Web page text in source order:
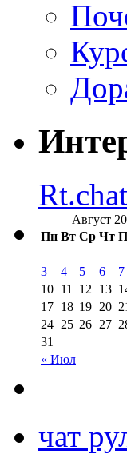
Август
Пн Вт Ср Чт
« Июл
3
4 5 6 7
10 11 12 13
17 18 19 20
24 25 26 27
31
чат